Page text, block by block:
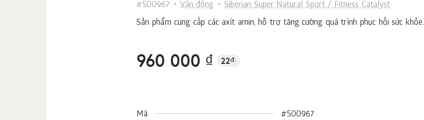
#500967 Vận động
Siberian Super Natural Sport / Fitness Catalyst
Sản phẩm cung cấp các axít amin, hỗ trợ tăng cường quá trình phục hồi sức khỏe.
960 000 ₫ 22đ.
Mã
#500967